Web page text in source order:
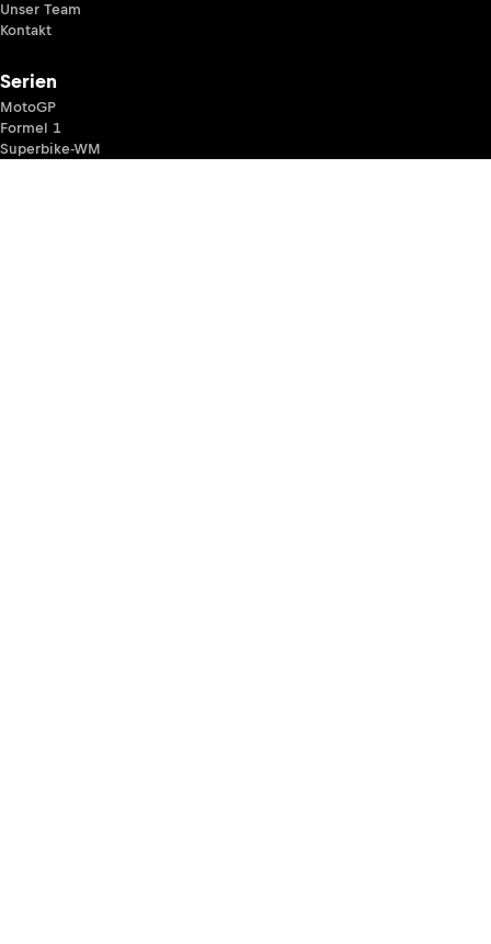
Unser Team
Kontakt
Serien
MotoGP
Formel 1
Superbike-WM